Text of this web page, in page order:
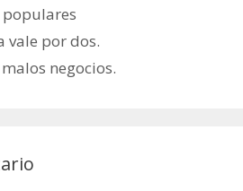
vale por dos.
negocios.